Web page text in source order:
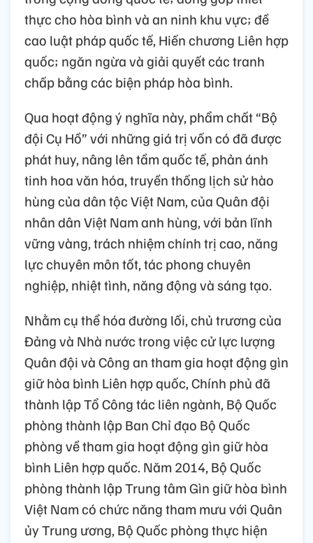
thực cho hòa bình và an ninh khu vực; đề
cao luật pháp quốc tế, Hiến chương Liên hợp
quốc; ngăn ngừa và giải quyết các tranh
chấp bằng các biện pháp hòa bình.
Qua hoạt động ý nghĩa này, phẩm chất “Bộ
đội Cụ Hồ” với những giá trị vốn có đã được
phát huy, nâng lên tầm quốc tế, phản ánh
tinh hoa văn hóa, truyền thống lịch sử hào
hùng của dân tộc Việt Nam, của Quân đội
nhân dân Việt Nam anh hùng, với bản lĩnh
vững vàng, trách nhiệm chính trị cao, năng
lực chuyên môn tốt, tác phong chuyên
nghiệp, nhiệt tình, năng động và sáng tạo.
Nhằm cụ thể hóa đường lối, chủ trương của
Đảng và Nhà nước trong việc cử lực lượng
Quân đội và Công an tham gia hoạt động gìn
giữ hòa bình Liên hợp quốc, Chính phủ đã
thành lập Tổ Công tác liên ngành, Bộ Quốc
phòng thành lập Ban Chỉ đạo Bộ Quốc
phòng về tham gia hoạt động gìn giữ hòa
bình Liên hợp quốc. Năm 2014, Bộ Quốc
phòng thành lập Trung tâm Gìn giữ hòa bình
Việt Nam có chức năng tham mưu với Quân
ủy Trung ương, Bộ Quốc phòng thực hiện